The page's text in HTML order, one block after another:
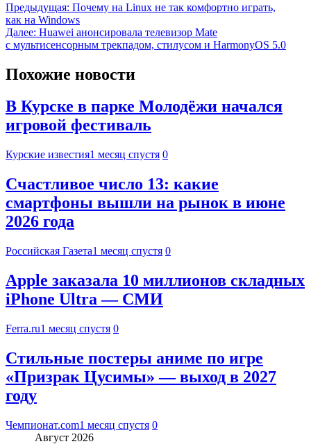
Предыдущая: Почему на Linux не так комфортно играть,
как на Windows
Далее: Huawei анонсировала телевизор Mate
с мультисенсорным трекпадом, стилусом и HarmonyOS 5.0
Похожие новости
В Курске в парке Молодёжи начался
игровой фестиваль
Курские известия1 месяц спустя 0
Счастливое число 13: какие
смартфоны вышли на рынок в июне
2026 года
Российская Газета1 месяц спустя 0
Apple заказала 10 миллионов складных
iPhone Ultra — СМИ
Ferra.ru1 месяц спустя 0
Стильные постеры аниме по игре
«Призрак Цусимы» — выход в 2027
году
Чемпионат.com1 месяц спустя 0
Август 2026